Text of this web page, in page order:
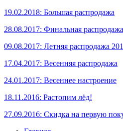
19.02.2018: Большая распродажа
28.08.2017: Финальная
09.08.2017: Летняя распродажа
17.04.2017: Весенняя распродажа
24.01.2017: Весеннее настроение
18.11.2016: Растопим лёд!
27.09.2016: Скидка на первую